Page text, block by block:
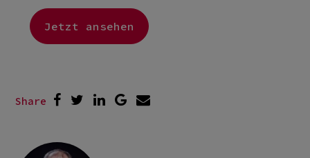
Jetzt ansehen
Share